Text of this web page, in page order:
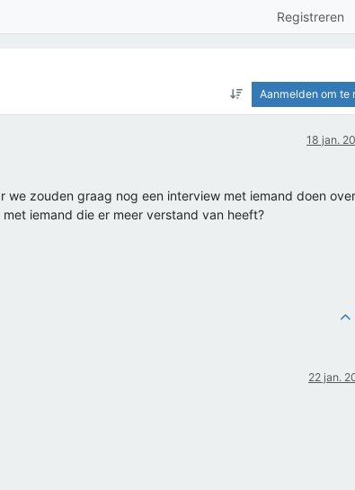
Registreren
Aanmelden om te
18 jan.
zouden graag nog een interview met iemand doen
iemand die er meer verstand van heeft?
22 jan.